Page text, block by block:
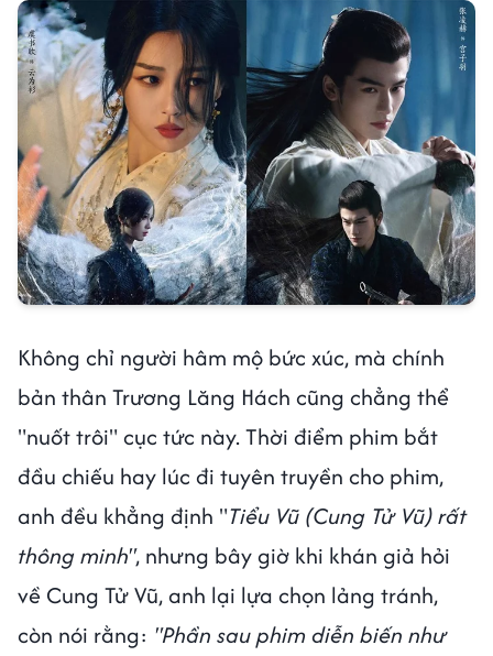
Không chỉ người hâm mộ bức xúc, mà chính
bản thân Trương Lăng Hách cũng chẳng thể
"nuốt trôi" cục tức này. Thời điểm phim bắt
đầu chiếu hay lúc đi tuyên truyền cho phim,
anh đều khẳng định "Tiểu Vũ (Cung Tử Vũ) rất
thông minh", nhưng bây giờ khi khán giả hỏi
về Cung Tử Vũ, anh lại lựa chọn lảng tránh,
còn nói rằng: "Phần sau phim diễn biến như